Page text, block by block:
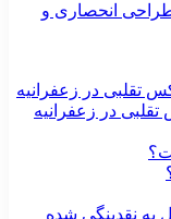
مدل‌های کیف زنانه 1405 با طراحی انحصاری و
در زعفرانیه